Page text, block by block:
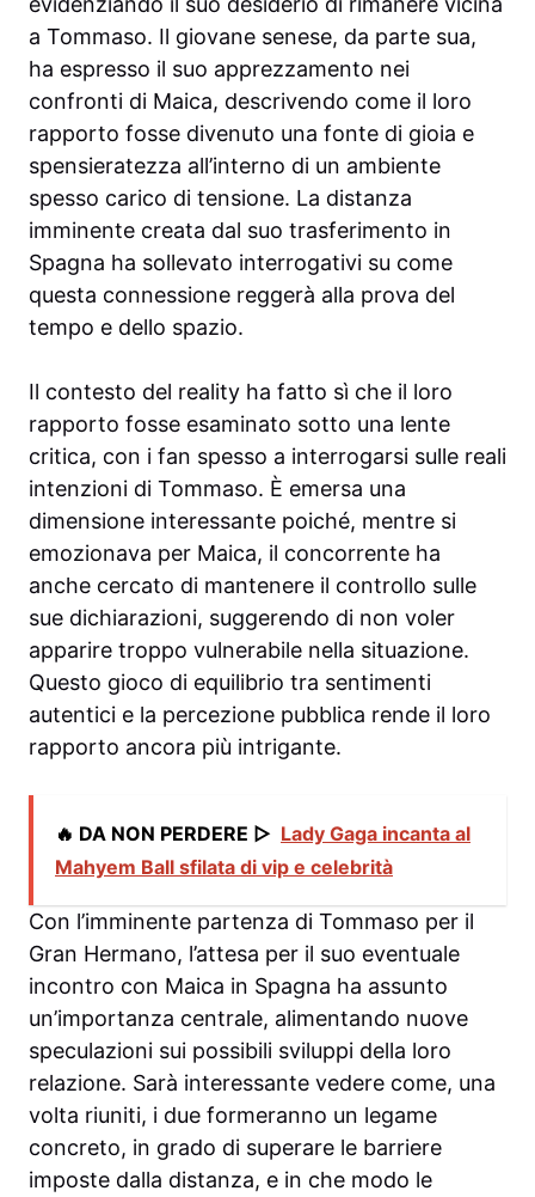
a Tommaso. Il giovane senese, da parte sua,
ha espresso il suo apprezzamento nei
confronti di Maica, descrivendo come il loro
rapporto fosse divenuto una fonte di gioia e
spensieratezza all’interno di un ambiente
spesso carico di tensione. La distanza
imminente creata dal suo trasferimento in
Spagna ha sollevato interrogativi su come
questa connessione reggerà alla prova del
tempo e dello spazio.
Il contesto del reality ha fatto sì che il loro
rapporto fosse esaminato sotto una lente
critica, con i fan spesso a interrogarsi sulle reali
intenzioni di Tommaso. È emersa una
dimensione interessante poiché, mentre si
emozionava per Maica, il concorrente ha
anche cercato di mantenere il controllo sulle
sue dichiarazioni, suggerendo di non voler
apparire troppo vulnerabile nella situazione.
Questo gioco di equilibrio tra sentimenti
autentici e la percezione pubblica rende il loro
rapporto ancora più intrigante.
🔥 DA NON PERDERE ▷ Lady Gaga incanta al
Mahyem Ball sfilata di vip e celebrità
Con l’imminente partenza di Tommaso per il
Gran Hermano, l’attesa per il suo eventuale
incontro con Maica in Spagna ha assunto
un’importanza centrale, alimentando nuove
speculazioni sui possibili sviluppi della loro
relazione. Sarà interessante vedere come, una
volta riuniti, i due formeranno un legame
concreto, in grado di superare le barriere
imposte dalla distanza, e in che modo le